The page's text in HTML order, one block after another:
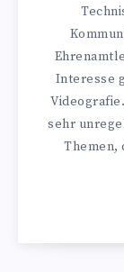
Interesse
sehr
Themen,